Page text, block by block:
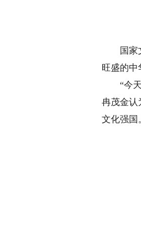
国家文
旺盛的中
“今天
冉茂金认
文化强国